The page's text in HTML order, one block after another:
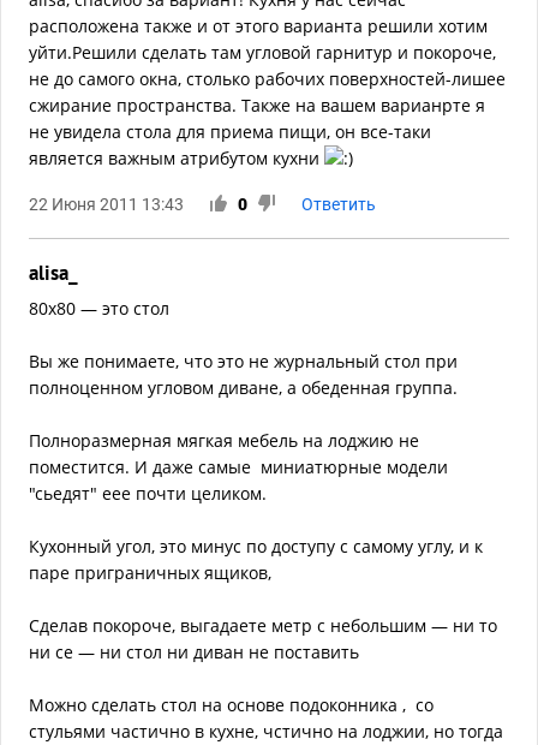
расположена также и от этого варианта решили хотим
уйти.Решили сделать там угловой гарнитур и покороче,
не до самого окна, столько рабочих поверхностей-лишее
сжирание пространства. Также на вашем варианрте я
не увидела стола для приема пищи, он все-таки
является важным атрибутом кухни
22 Июня 2011 13:43 0 Ответить
alisa_
80х80 — это стол
Вы же понимаете, что это не журнальный стол при
полноценном угловом диване, а обеденная группа.
Полноразмерная мягкая мебель на лоджию не
поместится. И даже самые миниатюрные модели
"сьедят" еее почти целиком.
Кухонный угол, это минус по доступу с самому углу, и к
паре приграничных ящиков,
Сделав покороче, выгадаете метр с небольшим — ни то
ни се — ни стол ни диван не поставить
Можно сделать стол на основе подоконника , со
стульями частично в кухне, чстично на лоджии, но тогда